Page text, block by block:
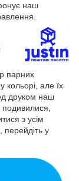
наш
парних
кольорі, але їх
друком наш
з усім
перейдіть у